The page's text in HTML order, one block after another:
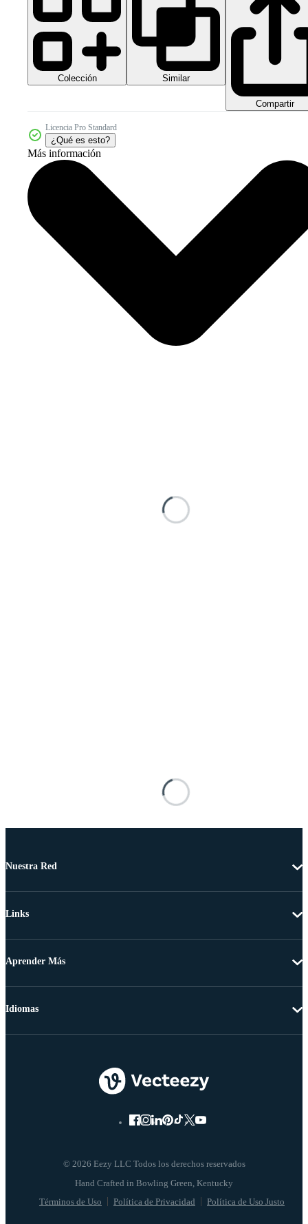
Colección Similar
Compartir
Licencia Pro Standard
¿Qué es esto?
Más información
Nuestra Red
Links
Aprender Más
© 2026 Eezy LLC Todos los derechos reservados
Términos de Uso Política de Privacidad Política de Uso Justo
Idiomas